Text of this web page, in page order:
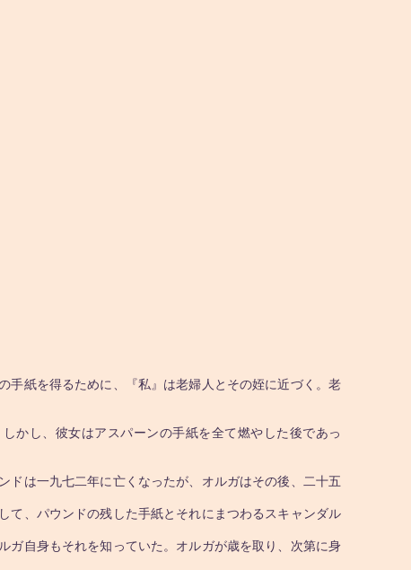
手紙を得るために、『私』は老婦人とその姪に近づく。老
かし、彼女はアスパーンの手紙を全て燃やした後であっ
は一九七二年に亡くなったが、オルガはその後、二十五
、パウンドの残した手紙とそれにまつわるスキャンダル
自身もそれを知っていた。オルガが歳を取り、次第に身